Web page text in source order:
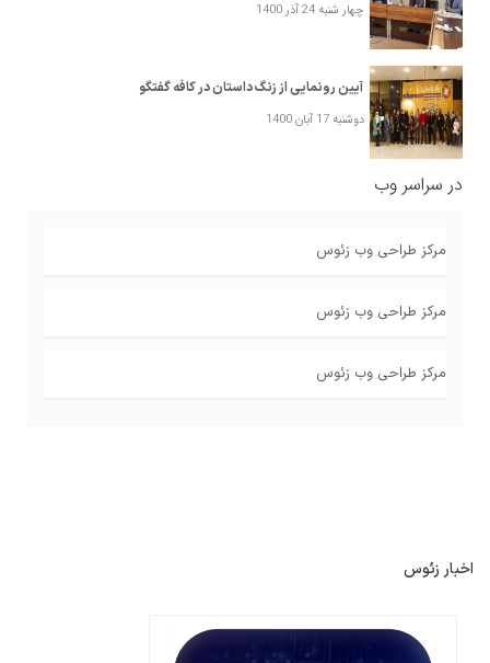
چهار شنبه 24 آذر 1400
آیین رونمایی از زنگ داستان در کافه گفتگو
دوشنبه 17 آبان 1400
در سراسر وب
مرکز طراحی وب زئوس
مرکز طراحی وب زئوس
مرکز طراحی وب زئوس
اخبار زئوس